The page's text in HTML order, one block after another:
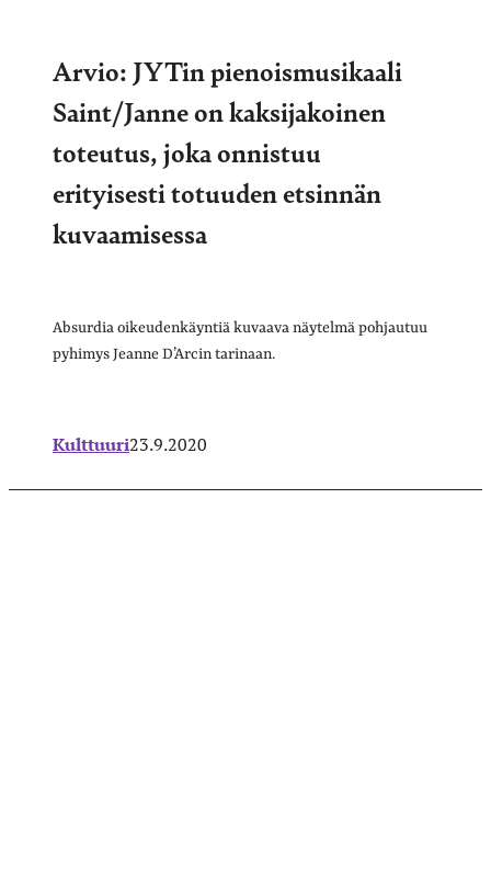
Arvio: JYTin pienoismusikaali
Saint/Janne on kaksijakoinen
toteutus, joka onnistuu
erityisesti totuuden etsinnän
kuvaamisessa
Absurdia oikeudenkäyntiä kuvaava näytelmä pohjautuu
pyhimys Jeanne D’Arcin tarinaan.
Kulttuuri23.9.2020